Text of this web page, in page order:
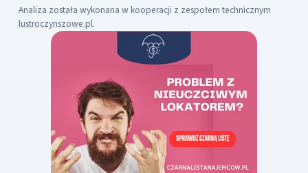
Analiza została wykonana w kooperacji z zespołem technicznym
lustroczynszowe.pl.